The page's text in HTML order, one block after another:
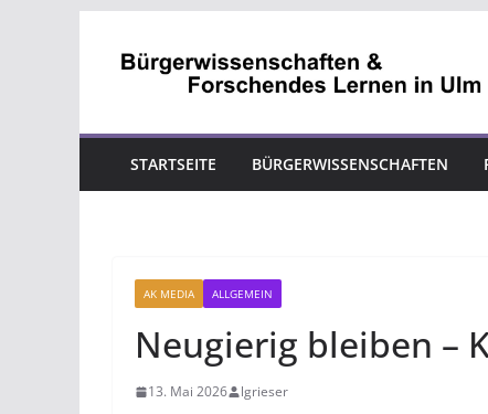
Inhalt
STARTSEITE BÜRGERWISSENSCHAFTEN
AK MEDIA ALLGEMEIN
Neugierig bleiben –
13. Mai 2026 lgrieser